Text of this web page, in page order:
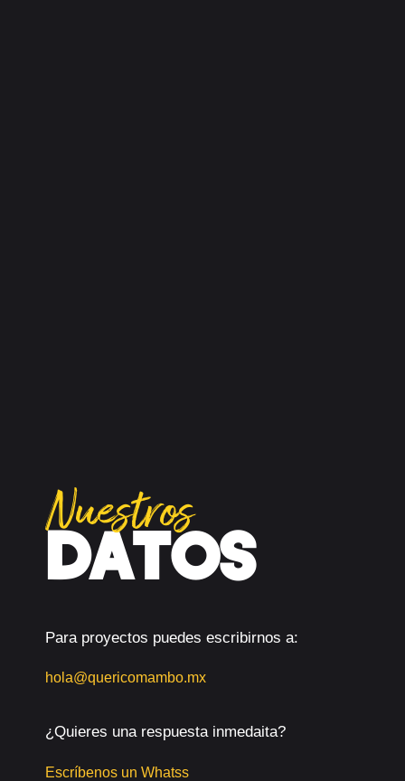
Nuestros
DATOS
Para proyectos puedes escribirnos a:
hola@quericomambo.mx
¿Quieres una respuesta inmedaita?
Escríbenos un Whatss